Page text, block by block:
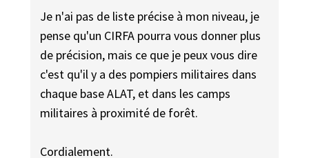
Je n'ai pas de liste précise à mon niveau, je
pense qu'un CIRFA pourra vous donner plus
de précision, mais ce que je peux vous dire
c'est qu'il y a des pompiers militaires dans
chaque base ALAT, et dans les camps
militaires à proximité de forêt.
Cordialement.